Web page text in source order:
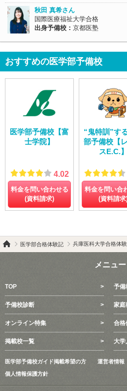
秋田 真希さん
国際医療福祉大学合格
出身予備校： 京都医塾
おすすめの医学部予備校
医学部予備校【富
士学院】
4.02
料金を問い合わせる
(資料請求)
“鬼特訓”す
部予備校【
スE.C.】
料金を問い合
(資料請求
医学部合格体験記 兵庫医科大学合格体
メニュー
TOP 予備
予備校診断 家庭
オンライン特集 合格
掲載校一覧 大学
医学部予備校ガイド掲載希望の方 運営者情報
個人情報保護方針